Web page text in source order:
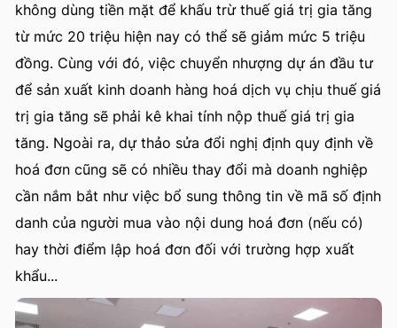
không dùng tiền mặt để khấu trừ thuế giá trị gia tăng
từ mức 20 triệu hiện nay có thể sẽ giảm mức 5 triệu
đồng. Cùng với đó, việc chuyển nhượng dự án đầu tư
để sản xuất kinh doanh hàng hoá dịch vụ chịu thuế giá
trị gia tăng sẽ phải kê khai tính nộp thuế giá trị gia
tăng. Ngoài ra, dự thảo sửa đổi nghị định quy định về
hoá đơn cũng sẽ có nhiều thay đổi mà doanh nghiệp
cần nắm bắt như việc bổ sung thông tin về mã số định
danh của người mua vào nội dung hoá đơn (nếu có)
hay thời điểm lập hoá đơn đối với trường hợp xuất
khẩu...